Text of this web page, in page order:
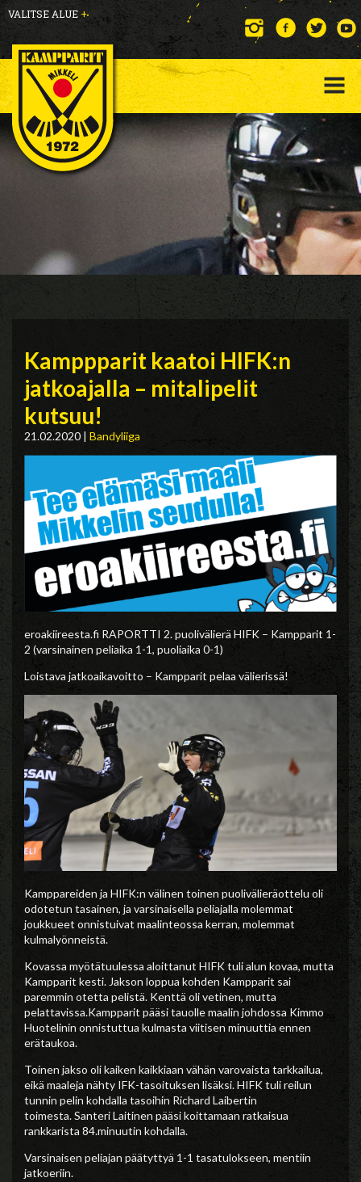
VALITSE ALUE +
Kamppparit kaatoi HIFK:n
jatkoajalla – mitalipelit
kutsuu!
21.02.2020 | Bandyliiga
eroakiireesta.fi RAPORTTI 2. puolivälierä HIFK – Kampparit 1-
2 (varsinainen peliaika 1-1, puoliaika 0-1)
Loistava jatkoaikavoitto – Kampparit pelaa välierissä!
Kamppareiden ja HIFK:n välinen toinen puolivälieräottelu oli
odotetun tasainen, ja varsinaisella peliajalla molemmat
joukkueet onnistuivat maalinteossa kerran, molemmat
kulmalyönneistä.
Kovassa myötätuulessa aloittanut HIFK tuli alun kovaa, mutta
Kampparit kesti. Jakson loppua kohden Kampparit sai
paremmin otetta pelistä. Kenttä oli vetinen, mutta
pelattavissa.Kampparit pääsi tauolle maalin johdossa Kimmo
Huotelinin onnistuttua kulmasta viitisen minuuttia ennen
erätaukoa.
Toinen jakso oli kaiken kaikkiaan vähän varovaista tarkkailua,
eikä maaleja nähty IFK-tasoituksen lisäksi. HIFK tuli reilun
tunnin pelin kohdalla tasoihin Richard Laibertin
toimesta. Santeri Laitinen pääsi koittamaan ratkaisua
rankkarista 84.minuutin kohdalla.
Varsinaisen peliajan päätyttyä 1-1 tasatulokseen, mentiin
jatkoeriin.